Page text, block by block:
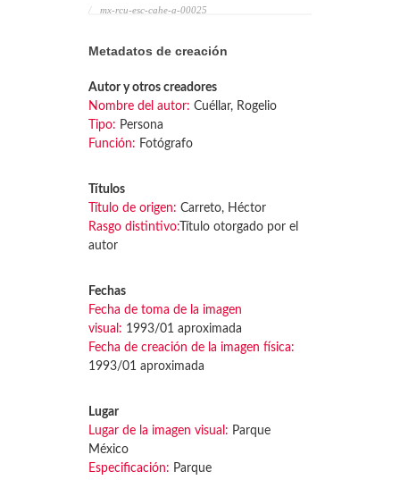
mx-rcu-esc-cahe-a-00025
Metadatos de creación
Autor y otros creadores
Nombre del autor: Cuéllar, Rogelio
Tipo: Persona
Función: Fotógrafo
Títulos
Título de origen: Carreto, Héctor
Rasgo distintivo: Título otorgado por el
autor
Fechas
Fecha de toma de la imagen
visual: 1993/01 aproximada
Fecha de creación de la imagen física:
1993/01 aproximada
Lugar
Lugar de la imagen visual: Parque
México
Especificación: Parque